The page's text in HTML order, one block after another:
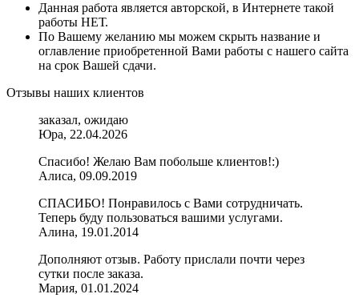
Данная работа является авторской, в Интернете такой
работы НЕТ.
По Вашему желанию мы можем скрыть название и
оглавление приобретенной Вами работы с нашего сайта
на срок Вашей сдачи.
Отзывы наших клиентов
заказал, ожидаю
Юра, 22.04.2026
Спасибо! Желаю Вам побольше клиентов!:)
Алиса, 09.09.2019
СПАСИБО! Понравилось с Вами сотрудничать.
Теперь буду пользоваться вашими услугами.
Алина, 19.01.2014
Дополняют отзыв. Работу прислали почти через
сутки после заказа.
Мария, 01.01.2024